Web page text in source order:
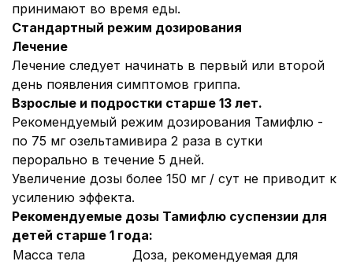
принимают во время еды.
Стандартный режим дозирования
Лечение
Лечение следует начинать в первый или второй
день появления симптомов гриппа.
Взрослые и подростки старше 13 лет.
Рекомендуемый режим дозирования Тамифлю -
по 75 мг озельтамивира 2 раза в сутки
перорально в течение 5 дней.
Увеличение дозы более 150 мг / сут не приводит к
усилению эффекта.
Рекомендуемые дозы Тамифлю суспензии для
детей старше 1 года:
Масса тела
Доза, рекомендуемая для